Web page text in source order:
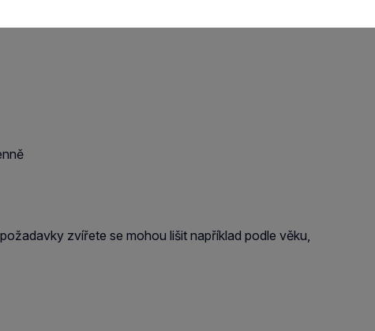
zvířete se mohou lišit například podle věku,